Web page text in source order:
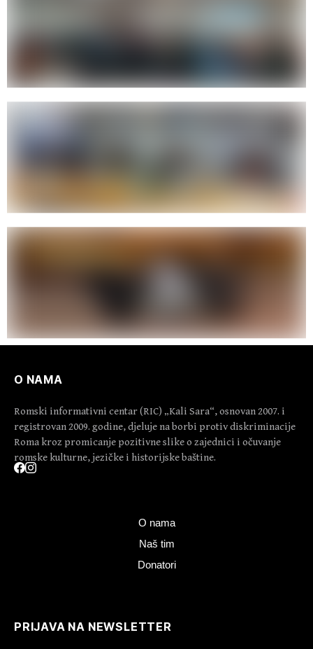
O NAMA
Romski informativni centar (RIC) „Kali Sara“, osnovan 2007. i
registrovan 2009. godine, djeluje na borbi protiv diskriminacije
Roma kroz promicanje pozitivne slike o zajednici i očuvanje
romske kulturne, jezičke i historijske baštine.
O nama
Naš tim
Donatori
PRIJAVA NA NEWSLETTER